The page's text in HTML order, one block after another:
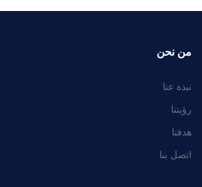
من نحن
نبذة عنا
رؤيتنا
هدفنا
اتصل بنا